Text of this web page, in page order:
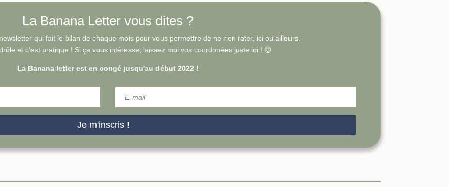
La Banana Letter vous dites ?
qui fait le bilan de chaque mois pour vous permettre de ne rien rater, ici ou ailleurs.
et c'est pratique ! Si ça vous intéresse, laissez moi vos coordonées juste ici ! 😉
La Banana letter est en congé jusqu'au début 2022 !
Je m'inscris !